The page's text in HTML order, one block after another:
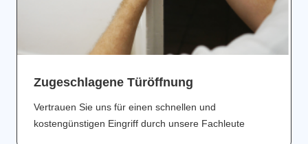
Zugeschlagene Türöffnung
Vertrauen Sie uns für einen schnellen und
kostengünstigen Eingriff durch unsere Fachleute